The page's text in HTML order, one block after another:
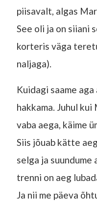
piisavalt, algas
See oli ja on siiani
korteris väga
naljaga).
Kuidagi saame
hakkama. Juhul
vaba aega, käime
Siis jõuab kätte
selga ja suundume
trenni on aeg
Ja nii me päeva